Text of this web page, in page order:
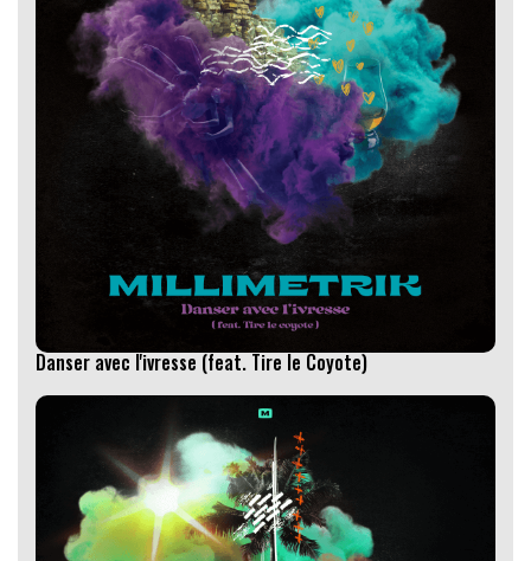
Danser avec l'ivresse (feat. Tire le Coyote)